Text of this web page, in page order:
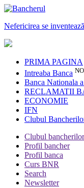
Nefericirea se
PRIMA PAGINA
Intreaba Banca
Banca Nationala
RECLAMATII
ECONOMIE
IFN
Clubul
Clubul bancherilor
Profil bancher
Profil banca
Curs BNR
Search
Newsletter